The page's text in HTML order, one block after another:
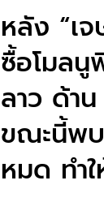
หลัง “เ
ซื้อโมลนู
ลาว ด้า
ขณะนี้พ
หมด ทำ